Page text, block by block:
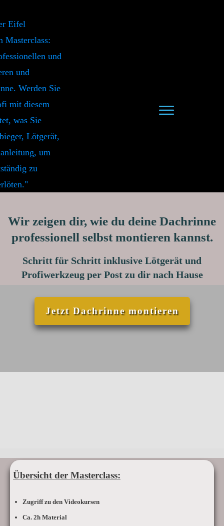
Wir zeigen dir, wie du deine Dachrinne
professionell selbst montieren kannst.
Schritt für Schritt inklusive Lötgerät und
Profiwerkzeug per Post zu dir nach Hause
Jetzt Dachrinne montieren
Übersicht der Masterclass:
Zugriff zu den Videokursen
Ca. 2h Material